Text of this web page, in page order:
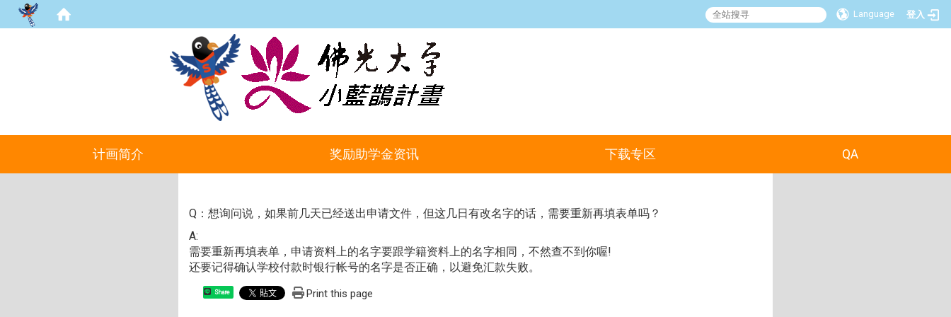
Language 登入
计画简介 奖励助学金资讯 下载专区 QA
Q：想询问说，如果前几天已经送出申请文件，但这几日有改名字的话，需要重新再填表单吗？
A:
需要重新再填表单，申请资料上的名字要跟学籍资料上的名字相同，不然查不到你喔!
还要记得确认学校付款时银行帐号的名字是否正确，以避免汇款失败。
Share Print this page